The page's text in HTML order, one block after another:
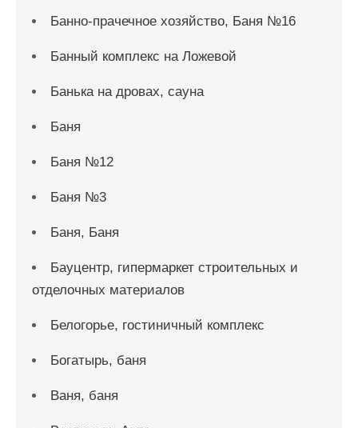
Банно-прачечное хозяйство, Баня №16
Банный комплекс на Ложевой
Банька на дровах, сауна
Баня
Баня №12
Баня №3
Баня, Баня
Бауцентр, гипермаркет строительных и
отделочных материалов
Белогорье, гостиничный комплекс
Богатырь, баня
Ваня, баня